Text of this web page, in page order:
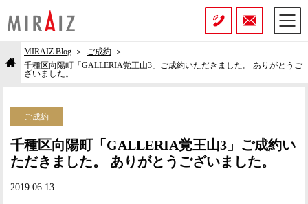
MIRAIZ Blog
ご成約
千種区向陽町「GALLERIA覚王山3」ご成約いただきました。 ありがとうご
ざいました。
ご成約
千種区向陽町「GALLERIA覚王山3」ご成約い
ただきました。 ありがとうございました。
2019.06.13